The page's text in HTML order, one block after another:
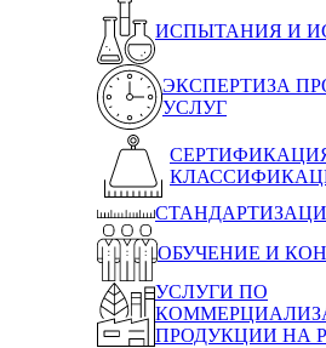
ИСПЫТАНИЯ И
ЭКСПЕРТИЗА
УСЛУГ
ОБУЧЕНИЕ И
УСЛУГИ ПО
ПРОДУКЦИИ НА